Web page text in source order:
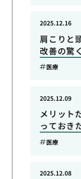
肩こりと
改善の驚
2025.12.16
医療
メリット
っておき
2025.12.09
医療
2025.12.08